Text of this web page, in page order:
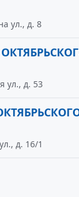
ул., д. 8
ул., д. 53
д. 16/1